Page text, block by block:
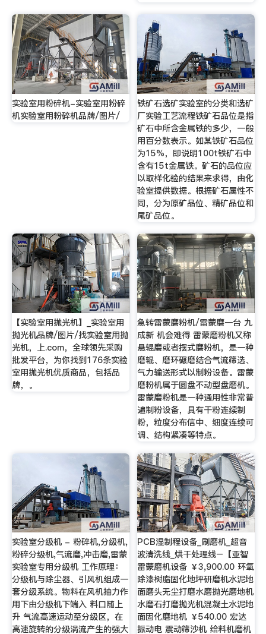
实验室用粉碎机-实验室用粉碎
机实验室用粉碎机品牌/图片/
铁矿石选矿实验室的分类和选矿
厂实验工艺流程铁矿石品位是指
矿石中所含金属铁的多少，一般
用百分数表示。如某铁矿石品位
为15%，即说明100t铁矿石中
含有15t金属铁。矿石的品位应
以取样化验的结果来求得，由化
验室提供数据。根据矿石属性不
同，分为原矿品位、精矿品位和
尾矿品位。
【实验室用抛光机】_实验室用
抛光机品牌/图片/找实验室用抛
光机，上.com，全球领先采购
批发平台，为你找到176条实验
室用抛光机优质商品，包括品
牌，。
急转雷蒙磨粉机/雷蒙磨一台 九
成新 机会难得 雷蒙磨粉机又称
悬辊磨或者摆式磨粉机，是一种
磨辊、磨环碾磨结合气流筛选、
气力输送形式以制粉设备。雷蒙
磨粉机属于圆盘不动型盘磨机。
雷蒙磨粉机是一种通用性非常普
遍制粉设备，具有干粉连续制
粉，粒度分布信中、细度连续可
调、结构紧凑等特点。
实验室分级机 - 粉碎机,分级机,
粉碎分级机,气流磨,冲击磨,雷蒙
实验室专用分级机 工作原理：
分级机与除尘器、引风机组成一
套分级系统。物料在风机抽力作
用下由分级机下端入 料口随上
升 气流高速运动至分级区，在
高速旋转的分级涡流产生的强大
PCB湿制程设备_刷磨机_超音
波清洗线_烘干处理线–【亚智
雷蒙磨机设备 ￥3,900.00 环氧
除漆树脂固化地坪研磨机水泥地
面磨头无尘打磨水磨抛光磨地机
水磨石打磨抛光机混凝土水泥地
面固化磨地机 ￥540.00 宏达
振动电 震动筛沙机 给料机磨机